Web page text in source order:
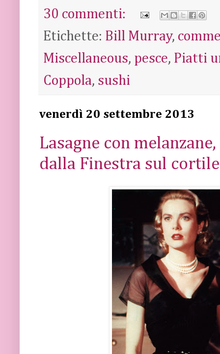
30 commenti:
Etichette: Bill Murray,
Miscellaneous, pesce, Piatti
Coppola, sushi
venerdì 20 settembre 2013
Lasagne con
dalla Finestra sul cortile